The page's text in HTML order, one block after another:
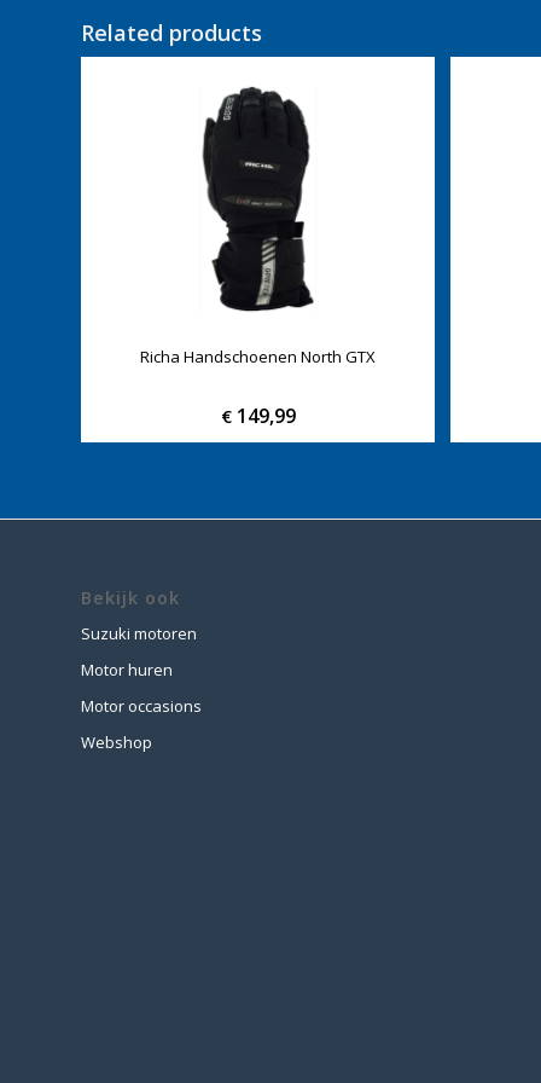
Related products
Richa Handschoenen North GTX
€149,99
Bekijk ook
Suzuki motoren
Motor huren
Motor occasions
Webshop